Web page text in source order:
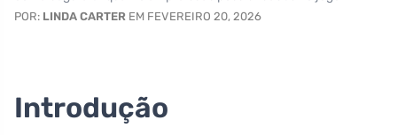
POR: LINDA CARTER EM FEVEREIRO 20, 2026
Introdução